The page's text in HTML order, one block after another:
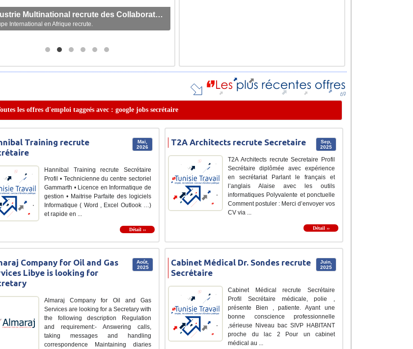
Industrie Multinational recrute des Collaborateurs
International en Afrique recrute.
les offres d'emploi taggeés avec : google jobs secrétaire
Mai,
2026
Training recrute
Hannibal Training recrute Secrétaire
Profil • Technicienne du centre sectoriel
Gammarth • Licence en Informatique de
gestion • Maitrise Parfaite des logiciels
Informatique ( Word , Excel Outlook …)
et rapide en ...
Détail ››
Sep,
2025
T2A Architects recrute Secretaire
T2A Architects recrute Secretaire Profil
Secrétaire diplômée avec expérience
en secrétariat Parlant le français et
l’anglais Alaise avec les outils
informatiques Polyvalente et ponctuelle
Comment postuler : Merci d’envoyer vos
CV via ...
Détail ››
Août,
2025
Company for Oil and Gas
Libye is looking for
Almaraj Company for Oil and Gas
Services are looking for a Secretary with
the following description Regulation
and requirement:- Answering calls,
taking messages and handling
correspondence Maintaining diaries
Juin,
2025
Cabinet Médical Dr. Sondes recrute
Secrétaire
Cabinet Médical recrute Secrétaire
Profil Secrétaire médicale, polie ,
présente Bien , patiente. Ayant une
bonne conscience professionnelle
,sérieuse Niveau bac SIVP HABITANT
proche du lac 2 Pour un cabinet
médical au ...